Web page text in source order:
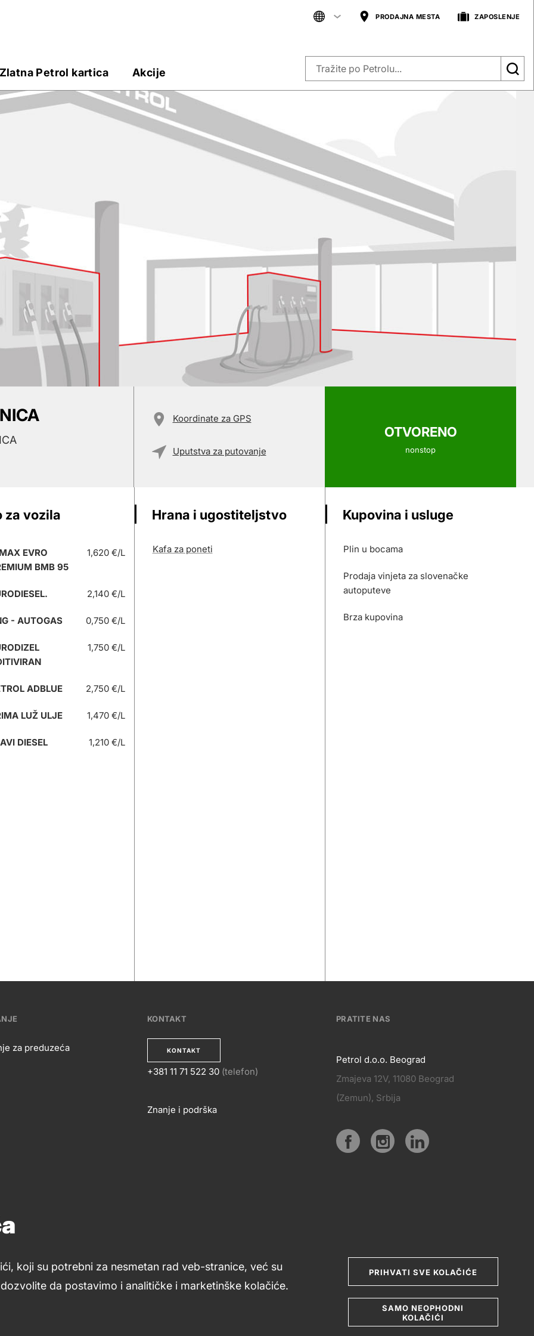
koji su potrebni za nesmetan rad veb-stranice, već su
da postavimo i analitičke i marketinške kolačiće.
PRIHVATI SVE KOLAČIĆE
SAMO NEOPHODNI
KOLAČIĆI
Zlatna Petrol kartica Akcije
PRODAJNA MESTA ZAPOSLENJE
OTVORENO
nonstop
Koordinate za GPS
Uputstva za putovanje
za vozila
EVRO
BMB 95
1,620 €/L
2,140 €/L
- AUTOGAS 0,750 €/L
1,750 €/L
ADBLUE 2,750 €/L
LUŽ ULJE 1,470 €/L
DIESEL 1,210 €/L
Hrana i ugostiteljstvo
Kafa za poneti
Kupovina i usluge
Plin u bocama
Prodaja vinjeta za slovenačke
autoputeve
Brza kupovina
za preduzeća
KONTAKT
KONTAKT
KONTAKT
+381 11 71 522 30 (telefon)
Znanje i podrška
PRATITE NAS
PRATITE
NAS
Petrol d.o.o. Beograd
Zmajeva 12V, 11080 Beograd
(Zemun), Srbija
Uslovi upotrebe